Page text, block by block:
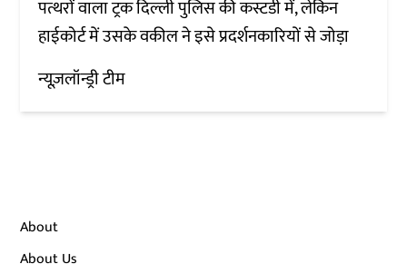
पत्थरों वाला ट्रक दिल्ली पुलिस की कस्टडी में, लेकिन
हाईकोर्ट में उसके वकील ने इसे प्रदर्शनकारियों से जोड़ा
न्यूज़लॉन्ड्री टीम
About
About Us